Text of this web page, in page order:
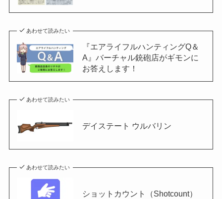
あわせて読みたい
『エアライフルハンティングQ＆
A』バーチャル銃砲店がギモンに
お答えします！
あわせて読みたい
デイステート ウルバリン
あわせて読みたい
ショットカウント（Shotcount）